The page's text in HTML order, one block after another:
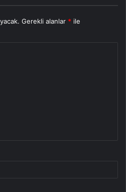
Gerekli alanlar * ile